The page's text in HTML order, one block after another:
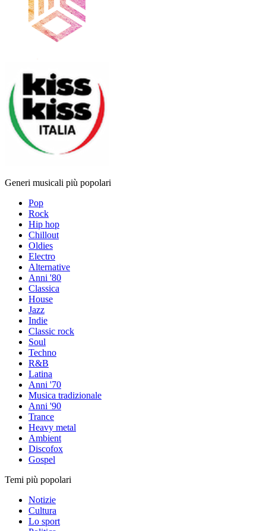
Generi musicali più popolari
Pop
Rock
Hip hop
Chillout
Oldies
Electro
Alternative
Anni '80
Classica
House
Jazz
Indie
Classic rock
Soul
Techno
R&B
Latina
Anni '70
Musica tradizionale
Anni '90
Trance
Heavy metal
Ambient
Discofox
Gospel
Temi più popolari
Notizie
Cultura
Lo sport